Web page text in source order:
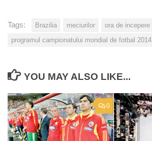
Tags: Brazilia meciurilor ora de incepere
programul campionatului mondial de fotbal 2014
YOU MAY ALSO LIKE...
0